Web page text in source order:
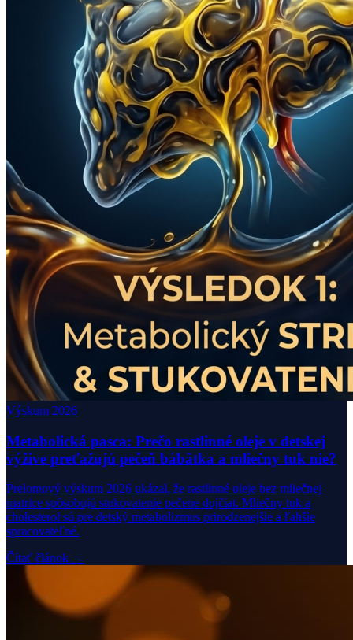
Výskum 2026
Metabolická pasca: Prečo rastlinné oleje v detskej
výžive preťažujú pečeň bábätka a mliečny tuk nie?
Prelomový výskum 2026 ukázal, že rastlinné oleje bez mliečnej
matrice spôsobujú stukovatenie pečene dojčiat. Mliečny tuk a
cholesterol sú pre detský metabolizmus prirodzenejšie a ľahšie
spracovateľné.
Čítať článok →